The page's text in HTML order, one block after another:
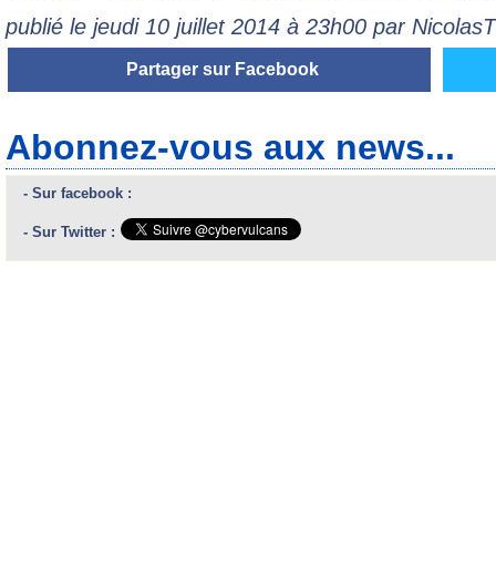
publié le jeudi 10 juillet 2014 à 23h00 par
Partager sur Facebook
Abonnez-vous aux news...
- Sur facebook :
- Sur Twitter :